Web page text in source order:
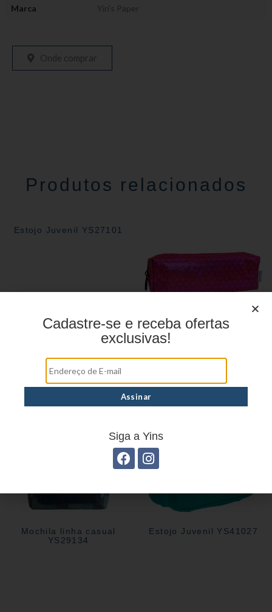
Marca Yin's Paper
Onde comprar
Produtos relacionados
Estojo Juvenil YS27101
Mochila linha casual
YS29134
Estojo Juvenil YS41027
Cadastre-se e receba ofertas
exclusivas!
Siga a Yins